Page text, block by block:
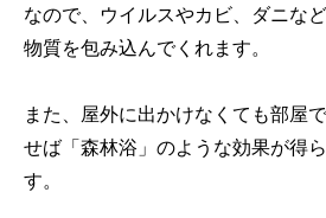
なので、ウイルスやカビ、ダニな
物質を包み込んでくれます。
また、屋外に出かけなくても部屋
せば「森林浴」のような効果が得
す。